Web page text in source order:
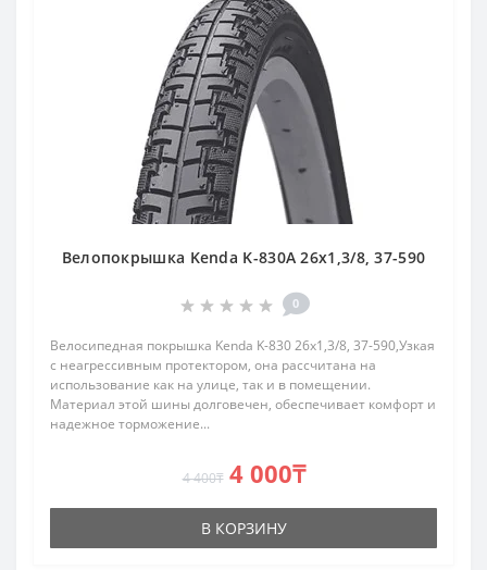
Велопокрышка Kenda K-830A 26x1,3/8, 37-590
0
Велосипедная покрышка Kenda K-830 26x1,3/8, 37-590,Узкая
с неагрессивным протектором, она рассчитана на
использование как на улице, так и в помещении.
Материал этой шины долговечен, обеспечивает комфорт и
надежное торможение...
4 400₸ 4 000₸
В КОРЗИНУ